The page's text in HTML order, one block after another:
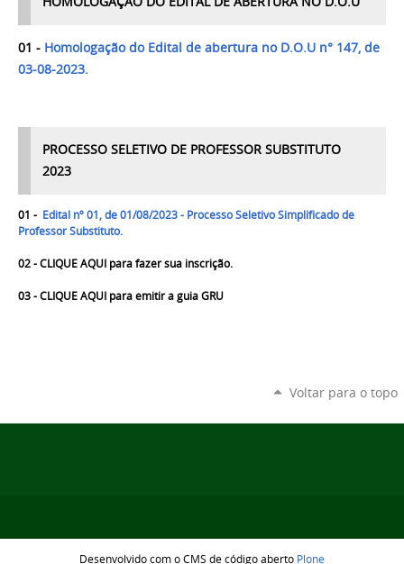
01 - Homologação do Edital de abertura no D.O.U n° 147, de
03-08-2023.
PROCESSO SELETIVO DE PROFESSOR SUBSTITUTO
2023
01 - Edital nº 01, de 01/08/2023 - Processo Seletivo Simplificado de
Professor Substituto.
02 -CLIQUE AQUI para fazer sua inscrição.
03 -CLIQUE AQUI para emitir a guia GRU
Voltar para o topo
Desenvolvido com o CMS de código aberto Plone